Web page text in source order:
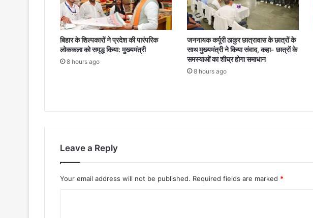
बिहार के शिल्पकारों ने प्रदेश की पारंपरिक
लोककला को समृद्ध किया: मुख्यमंत्री
8 hours ago
जननायक कर्पूरी ठाकुर छात्रावास के छात्रों के
साथ मुख्यमंत्री ने किया संवाद, कहा- छात्रों के
समस्याओं का शीघ्र होगा समाधान
8 hours ago
Leave a Reply
Your email address will not be published. Required fields are marked *